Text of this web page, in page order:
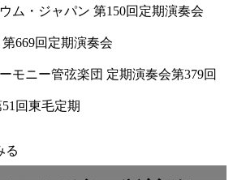
ム・ジャパン 第150回定期演奏会
669回定期演奏会
モニー管弦楽団 定期演奏会第379回
回東毛定期
る